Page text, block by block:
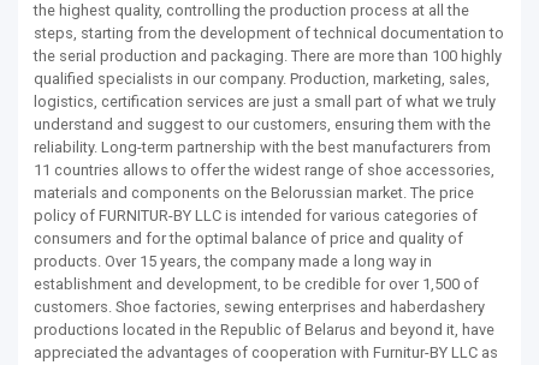
the highest quality, controlling the production process at all the
steps, starting from the development of technical documentation to
the serial production and packaging. There are more than 100 highly
qualified specialists in our company. Production, marketing, sales,
logistics, certification services are just a small part of what we truly
understand and suggest to our customers, ensuring them with the
reliability. Long-term partnership with the best manufacturers from
11 countries allows to offer the widest range of shoe accessories,
materials and components on the Belorussian market. The price
policy of FURNITUR-BY LLC is intended for various categories of
consumers and for the optimal balance of price and quality of
products. Over 15 years, the company made a long way in
establishment and development, to be credible for over 1,500 of
customers. Shoe factories, sewing enterprises and haberdashery
productions located in the Republic of Belarus and beyond it, have
appreciated the advantages of cooperation with Furnitur-BY LLC as